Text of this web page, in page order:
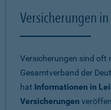
Versicherungen
Versicherungen sind oft
Gesamtverband der
hat Informationen in
Versicherungen